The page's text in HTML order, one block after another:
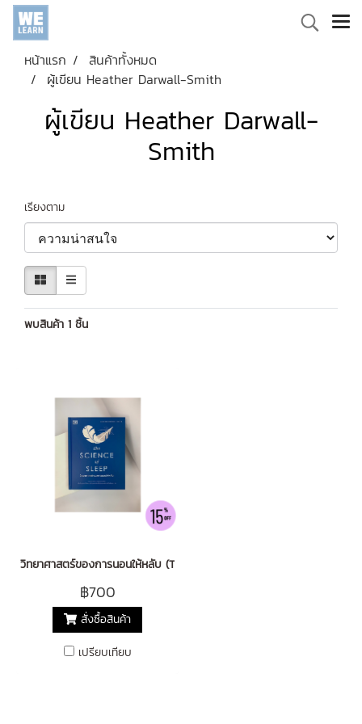
หน้าแรก
สินค้าทั้งหมด
ผู้เขียน Heather Darwall-Smith
ผู้เขียน Heather Darwall-
Smith
เรียงตาม
พบสินค้า 1 ชิ้น
วิทยาศาสตร์ของการนอนให้หลับ (The Science of Sleep)
฿700
สั่งซื้อสินค้า
เปรียบเทียบ